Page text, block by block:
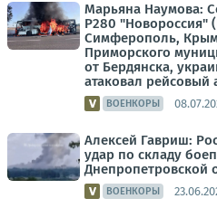
Марьяна Наумова:
Р280 "Новороссия"
Симферополь,
Приморского
от Бердянска,
атаковал рейсовый
ВОЕНКОРЫ
Алексей Гавриш:
удар по складу
Днепропетровской
ВОЕНКОРЫ